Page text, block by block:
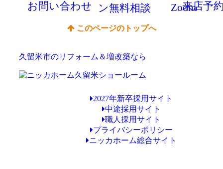
お問い合わせ
ン無料相談
Zoom
来店予
このページのトップへ
久留米市のリフォーム＆増改築なら
2027年新卒採用サイト
中途採用サイト
職人採用サイト
プライバシーポリシー
ニッカホーム総合サイト